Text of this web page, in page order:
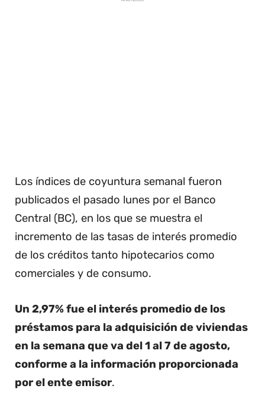
Los índices de coyuntura semanal fueron
publicados el pasado lunes por el Banco
Central (BC), en los que se muestra el
incremento de las tasas de interés promedio
de los créditos tanto hipotecarios como
comerciales y de consumo.
Un 2,97% fue el interés promedio de los
préstamos para la adquisición de viviendas
en la semana que va del 1 al 7 de agosto,
conforme a la información proporcionada
por el ente emisor.